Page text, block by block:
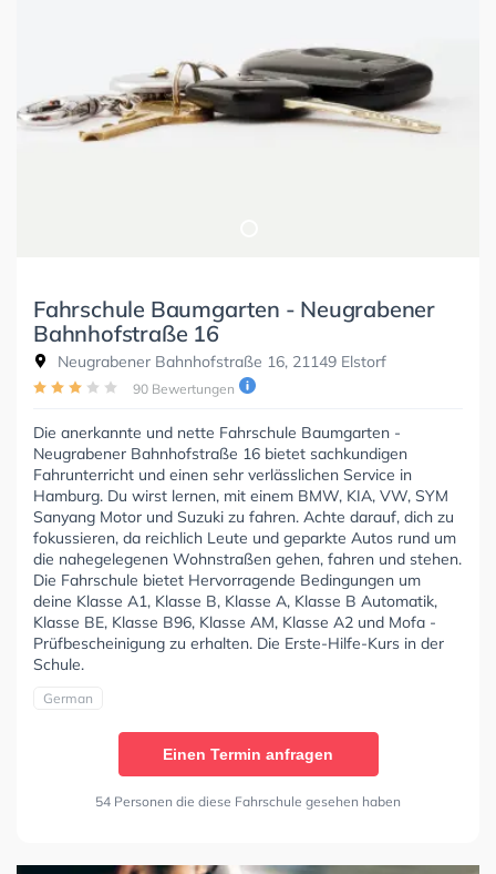
Fahrschule Baumgarten - Neugrabener
Bahnhofstraße 16
Neugrabener Bahnhofstraße 16, 21149 Elstorf
90 Bewertungen
Die anerkannte und nette Fahrschule Baumgarten -
Neugrabener Bahnhofstraße 16 bietet sachkundigen
Fahrunterricht und einen sehr verlässlichen Service in
Hamburg. Du wirst lernen, mit einem BMW, KIA, VW, SYM
Sanyang Motor und Suzuki zu fahren. Achte darauf, dich zu
fokussieren, da reichlich Leute und geparkte Autos rund um
die nahegelegenen Wohnstraßen gehen, fahren und stehen.
Die Fahrschule bietet Hervorragende Bedingungen um
deine Klasse A1, Klasse B, Klasse A, Klasse B Automatik,
Klasse BE, Klasse B96, Klasse AM, Klasse A2 und Mofa -
Prüfbescheinigung zu erhalten. Die Erste-Hilfe-Kurs in der
Schule.
German
Einen Termin anfragen
54 Personen die diese Fahrschule gesehen haben